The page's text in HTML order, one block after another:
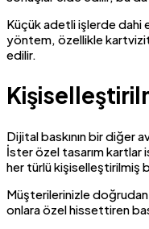
Küçük adetli işlerde dahi
yöntem, özellikle
edilir.
Dijital baskının bir diğer
İster özel tasarım kartlar
her türlü kişiselleştirilmiş
Müşterilerinizle
onlara özel hissettiren